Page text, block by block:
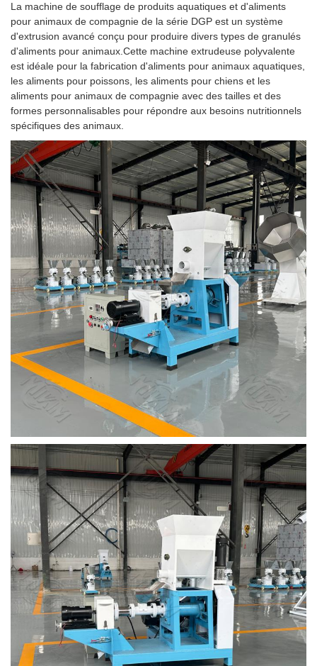
La machine de soufflage de produits aquatiques et d'aliments
pour animaux de compagnie de la série DGP est un système
d'extrusion avancé conçu pour produire divers types de granulés
d'aliments pour animaux.Cette machine extrudeuse polyvalente
est idéale pour la fabrication d'aliments pour animaux aquatiques,
les aliments pour poissons, les aliments pour chiens et les
aliments pour animaux de compagnie avec des tailles et des
formes personnalisables pour répondre aux besoins nutritionnels
spécifiques des animaux.